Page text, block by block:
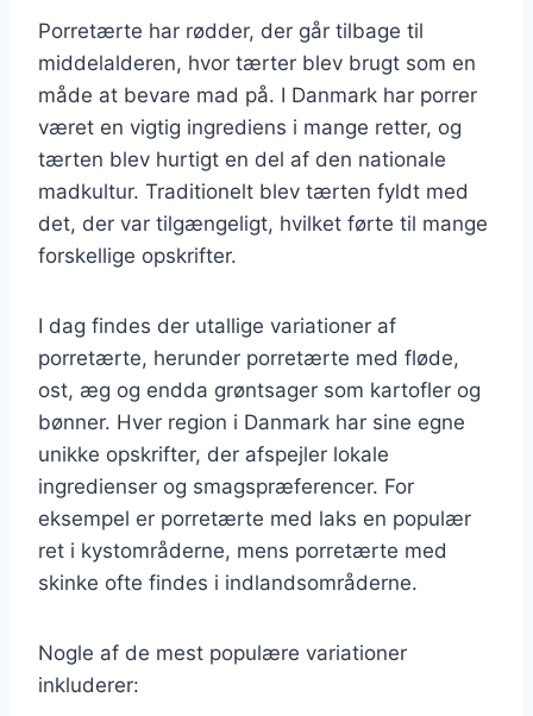
Porretærte har rødder, der går tilbage til
middelalderen, hvor tærter blev brugt som en
måde at bevare mad på. I Danmark har porrer
været en vigtig ingrediens i mange retter, og
tærten blev hurtigt en del af den nationale
madkultur. Traditionelt blev tærten fyldt med
det, der var tilgængeligt, hvilket førte til mange
forskellige opskrifter.
I dag findes der utallige variationer af
porretærte, herunder porretærte med fløde,
ost, æg og endda grøntsager som kartofler og
bønner. Hver region i Danmark har sine egne
unikke opskrifter, der afspejler lokale
ingredienser og smagspræferencer. For
eksempel er porretærte med laks en populær
ret i kystområderne, mens porretærte med
skinke ofte findes i indlandsområderne.
Nogle af de mest populære variationer
inkluderer: